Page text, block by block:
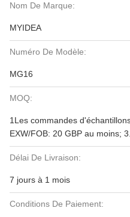
Nom De Marque:
MYIDEA
Numéro De Modèle:
MG16
MOQ:
1Les commandes
EXW/FOB: 20 GBP au moins; 3.
Délai De Livraison:
7 jours à 1 mois
Conditions De Paiement: